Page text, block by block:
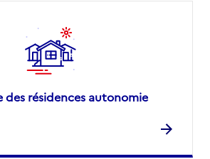
des résidences autonomie